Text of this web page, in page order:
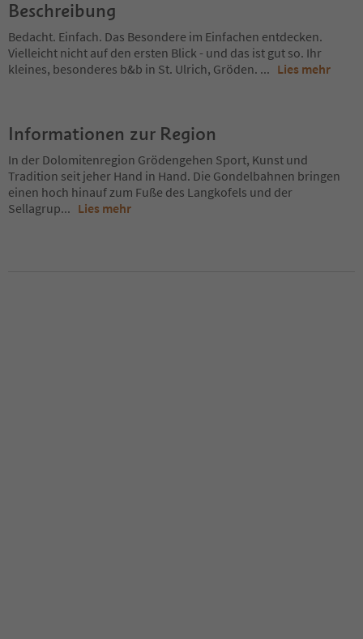
Beschreibung
Bedacht. Einfach. Das Besondere im Einfachen entdecken.
Vielleicht nicht auf den ersten Blick - und das ist gut so. Ihr
kleines, besonderes b&b in St. Ulrich, Gröden. ... Lies mehr
Informationen zur Region
In der Dolomitenregion Grödengehen Sport, Kunst und
Tradition seit jeher Hand in Hand. Die Gondelbahnen bringen
einen hoch hinauf zum Fuße des Langkofels und der
Sellagrup... Lies mehr